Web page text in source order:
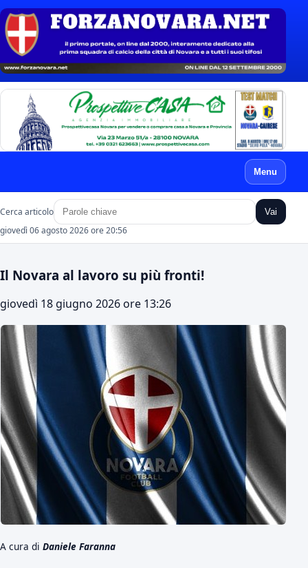
Menu
Cerca articolo Vai
giovedì 06 agosto 2026 ore 20:56
Il Novara al lavoro su più fronti!
giovedì 18 giugno 2026 ore 13:26
A cura di Daniele Faranna